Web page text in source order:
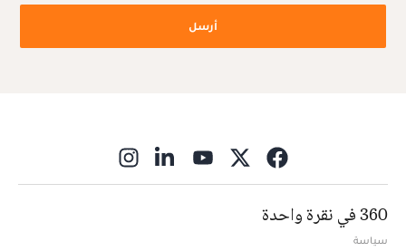
أرسل
360 في نقرة واحدة
سياسة